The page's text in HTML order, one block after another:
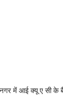
में आई क्यू ए सी के